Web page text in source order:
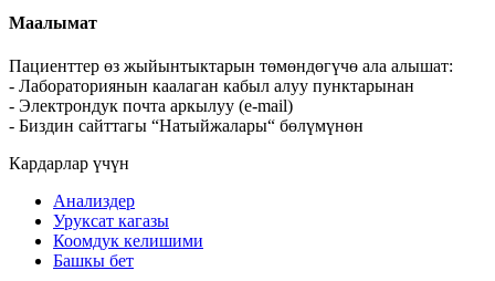
Маалымат
Пациенттер өз жыйынтыктарын төмөндөгүчө ала алышат:
- Лабораториянын каалаган кабыл алуу пунктарынан
- Электрондук почта аркылуу (e-mail)
- Биздин сайттагы “Натыйжалары“ бөлүмүнөн
Кардарлар үчүн
Анализдер
Уруксат кагазы
Коомдук келишими
Башкы бет